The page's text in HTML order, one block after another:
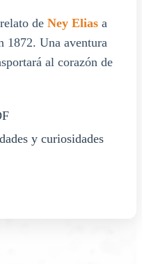
de Ney Elias a
1872. Una aventura
al corazón de
y curiosidades